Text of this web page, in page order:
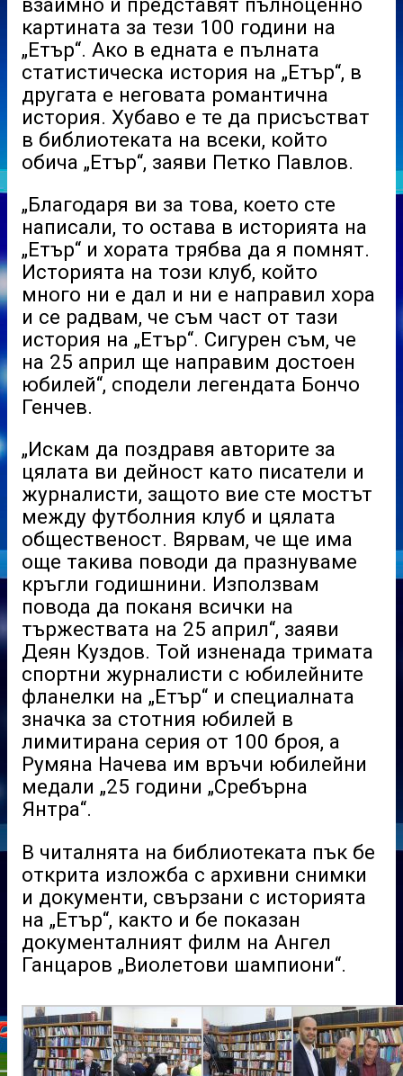
картината за тези 100 години на
„Етър“. Ако в едната е пълната
статистическа история на „Етър“, в
другата е неговата романтична
история. Хубаво е те да присъстват
в библиотеката на всеки, който
обича „Етър“, заяви Петко Павлов.
„Благодаря ви за това, което сте
написали, то остава в историята на
„Етър“ и хората трябва да я помнят.
Историята на този клуб, който
много ни е дал и ни е направил хора
и се радвам, че съм част от тази
история на „Етър“. Сигурен съм, че
на 25 април ще направим достоен
юбилей“, сподели легендата Бончо
Генчев.
„Искам да поздравя авторите за
цялата ви дейност като писатели и
журналисти, защото вие сте мостът
между футболния клуб и цялата
общественост. Вярвам, че ще има
още такива поводи да празнуваме
кръгли годишнини. Използвам
повода да поканя всички на
тържествата на 25 април“, заяви
Деян Куздов. Той изненада тримата
спортни журналисти с юбилейните
фланелки на „Етър“ и специалната
значка за стотния юбилей в
лимитирана серия от 100 броя, а
Румяна Начева им връчи юбилейни
медали „25 години „Сребърна
Янтра“.
В читалнята на библиотеката пък бе
открита изложба с архивни снимки
и документи, свързани с историята
на „Етър“, както и бе показан
документалният филм на Ангел
Ганцаров „Виолетови шампиони“.